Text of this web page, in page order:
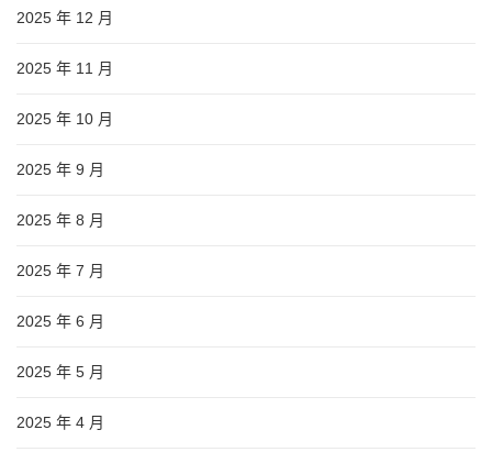
2025 年 12 月
2025 年 11 月
2025 年 10 月
2025 年 9 月
2025 年 8 月
2025 年 7 月
2025 年 6 月
2025 年 5 月
2025 年 4 月